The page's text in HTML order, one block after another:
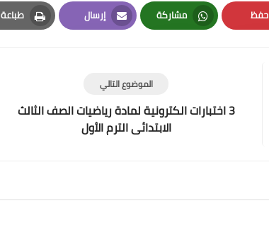
حفظ
Pinterest
مشاركة
Whatsapp
إرسال
Email
طباعة
Print
الموضوع التالي
3 اختبارات الكترونية لمادة رياضيات الصف الثالث
الابتدائى الترم الأول